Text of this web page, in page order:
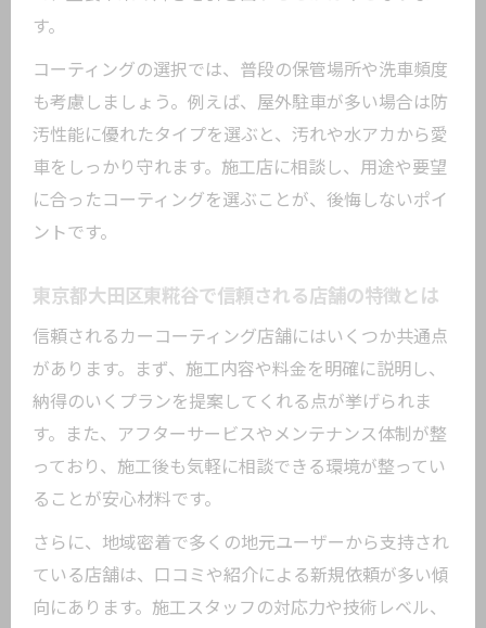
安心感
相談しやすいカーコーティング店舗の特
方法
す。
コーティングの選択では、普段の保管場所や洗車頻度
も考慮しましょう。例えば、屋外駐車が多い場合は防
汚性能に優れたタイプを選ぶと、汚れや水アカから愛
車をしっかり守れます。施工店に相談し、用途や要望
に合ったコーティングを選ぶことが、後悔しないポイ
ントです。
東京都大田区東糀谷で信頼される店舗の特徴とは
信頼されるカーコーティング店舗にはいくつか共通点
があります。まず、施工内容や料金を明確に説明し、
納得のいくプランを提案してくれる点が挙げられま
す。また、アフターサービスやメンテナンス体制が整
っており、施工後も気軽に相談できる環境が整ってい
ることが安心材料です。
さらに、地域密着で多くの地元ユーザーから支持され
ている店舗は、口コミや紹介による新規依頼が多い傾
向にあります。施工スタッフの対応力や技術レベル、